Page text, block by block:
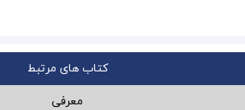
کتاب های مرتبط
معرفی